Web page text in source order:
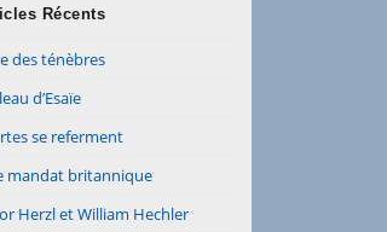
Récents
des ténèbres
d’Esaïe
se referment
mandat britannique
Herzl et William Hechler